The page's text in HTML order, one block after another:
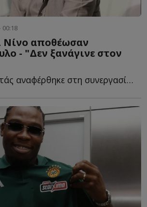
00:18
Νίνο αποθέωσαν
- "Δεν ξανάγινε στον
Ο Νίνο Ξυπολιτάς αναφέρθηκε στη συνεργασία του με τον Δ...